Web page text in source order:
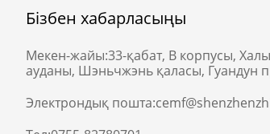
Бізбен хабарласыңы
Мекен-жайы:33-қабат, В корпусы,
ауданы, Шэньчжэнь қаласы, Гуандун
Электрондық пошта: